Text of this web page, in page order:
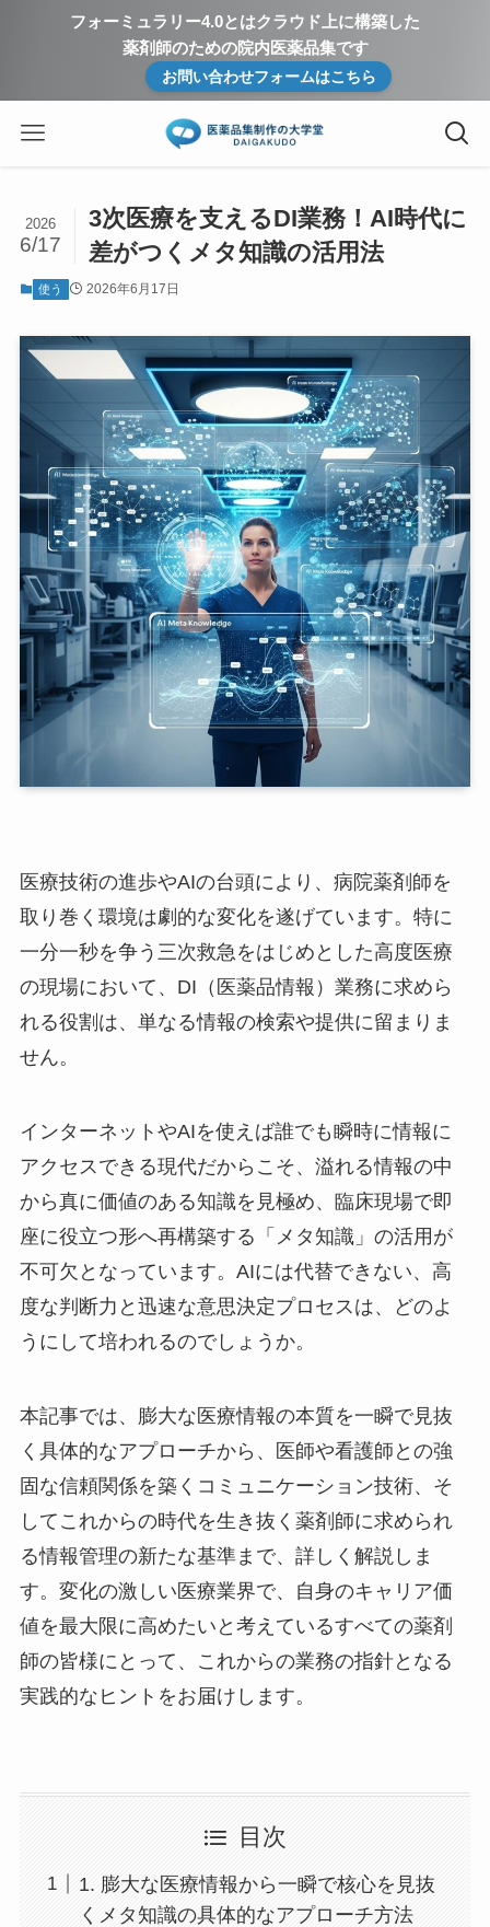
フォーミュラリー4.0とはクラウド上に構築した
薬剤師のための院内医薬品集です
お問い合わせフォームはこちら
3次医療を支えるDI業務！AI時代に
差がつくメタ知識の活用法
2026
6/17
使う 2026年6月17日
医療技術の進歩やAIの台頭により、病院薬剤師を
取り巻く環境は劇的な変化を遂げています。特に
一分一秒を争う三次救急をはじめとした高度医療
の現場において、DI（医薬品情報）業務に求めら
れる役割は、単なる情報の検索や提供に留まりま
せん。
インターネットやAIを使えば誰でも瞬時に情報に
アクセスできる現代だからこそ、溢れる情報の中
から真に価値のある知識を見極め、臨床現場で即
座に役立つ形へ再構築する「メタ知識」の活用が
不可欠となっています。AIには代替できない、高
度な判断力と迅速な意思決定プロセスは、どのよ
うにして培われるのでしょうか。
本記事では、膨大な医療情報の本質を一瞬で見抜
く具体的なアプローチから、医師や看護師との強
固な信頼関係を築くコミュニケーション技術、そ
してこれからの時代を生き抜く薬剤師に求められ
る情報管理の新たな基準まで、詳しく解説しま
す。変化の激しい医療業界で、自身のキャリア価
値を最大限に高めたいと考えているすべての薬剤
師の皆様にとって、これからの業務の指針となる
実践的なヒントをお届けします。
目次
1. 膨大な医療情報から一瞬で核心を見抜
くメタ知識の具体的なアプローチ方法